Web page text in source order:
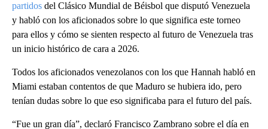
partidos del Clásico Mundial de Béisbol que disputó Venezuela
y habló con los aficionados sobre lo que significa este torneo
para ellos y cómo se sienten respecto al futuro de Venezuela tras
un inicio histórico de cara a 2026.
Todos los aficionados venezolanos con los que Hannah habló en
Miami estaban contentos de que Maduro se hubiera ido, pero
tenían dudas sobre lo que eso significaba para el futuro del país.
“Fue un gran día”, declaró Francisco Zambrano sobre el día en